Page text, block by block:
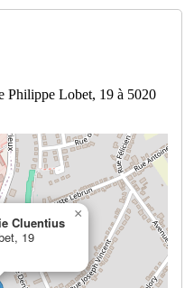
Philippe Lobet, 19 à 5020
Cluentius
19
×